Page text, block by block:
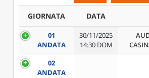
GIORNATA DATA
01
ANDATA
30/11/2025
14:30 DOM
02
ANDATA